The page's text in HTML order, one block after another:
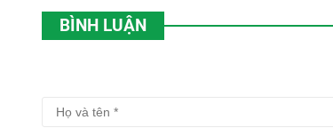
BÌNH LUẬN